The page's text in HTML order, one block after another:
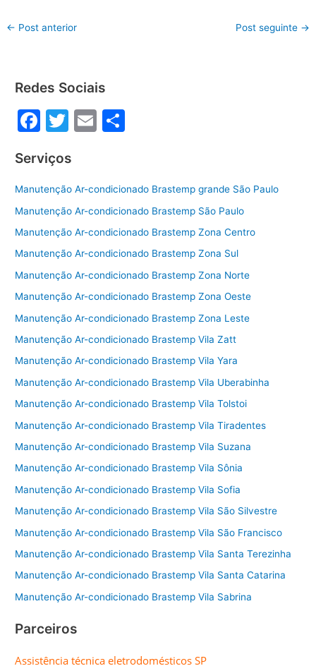
e
o
o
k
er
← Post anterior Post seguinte →
Redes Sociais
F
c
e
b
o
o
k
T
itt
er
E
l
e
Serviços
Manutenção Ar-condicionado Brastemp grande São Paulo
Manutenção Ar-condicionado Brastemp São Paulo
Manutenção Ar-condicionado Brastemp Zona Centro
Manutenção Ar-condicionado Brastemp Zona Sul
Manutenção Ar-condicionado Brastemp Zona Norte
Manutenção Ar-condicionado Brastemp Zona Oeste
Manutenção Ar-condicionado Brastemp Zona Leste
Manutenção Ar-condicionado Brastemp Vila Zatt
Manutenção Ar-condicionado Brastemp Vila Yara
Manutenção Ar-condicionado Brastemp Vila Uberabinha
Manutenção Ar-condicionado Brastemp Vila Tolstoi
Manutenção Ar-condicionado Brastemp Vila Tiradentes
Manutenção Ar-condicionado Brastemp Vila Suzana
Manutenção Ar-condicionado Brastemp Vila Sônia
Manutenção Ar-condicionado Brastemp Vila Sofia
Manutenção Ar-condicionado Brastemp Vila São Silvestre
Manutenção Ar-condicionado Brastemp Vila São Francisco
Manutenção Ar-condicionado Brastemp Vila Santa Terezinha
Manutenção Ar-condicionado Brastemp Vila Santa Catarina
Manutenção Ar-condicionado Brastemp Vila Sabrina
Parceiros
Assistência técnica eletrodomésticos SP